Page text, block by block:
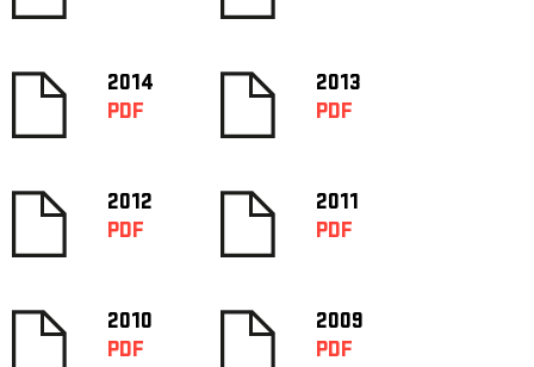
2014
PDF
2013
PDF
2012
PDF
2011
PDF
2010
PDF
2009
PDF